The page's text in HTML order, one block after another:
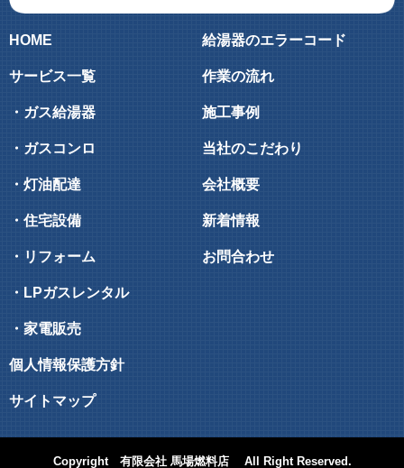
HOME
サービス一覧
・ガス給湯器
・ガスコンロ
・灯油配達
・住宅設備
・リフォーム
・LPガスレンタル
・家電販売
給湯器のエラーコード
作業の流れ
施工事例
当社のこだわり
会社概要
新着情報
お問合わせ
個人情報保護方針
サイトマップ
Copyright 有限会社 馬場燃料店All Right Reserved.